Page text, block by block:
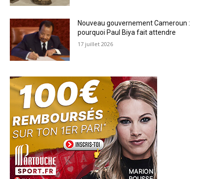
Nouveau gouvernement Cameroun :
pourquoi Paul Biya fait attendre
17 juillet 2026